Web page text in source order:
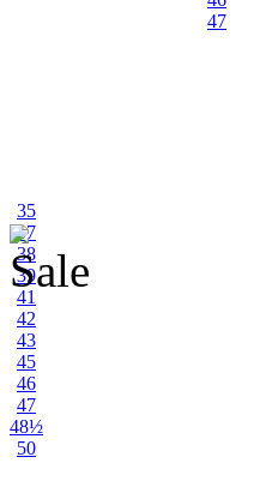
47
35
37
38
39
41
42
43
45
46
47
48½
50